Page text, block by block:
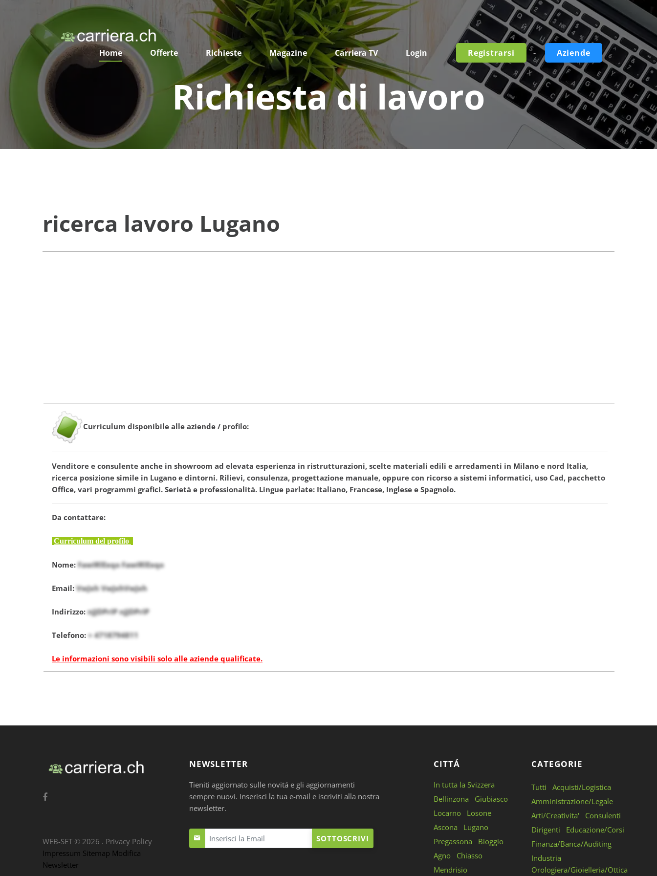
Home Offerte Richieste Magazine Carriera TV Login Registrarsi - Aziende
Richiesta di lavoro
ricerca lavoro Lugano
Curriculum disponibile alle aziende / profilo:
Venditore e consulente anche in showroom ad elevata esperienza in ristrutturazioni, scelte materiali edili e arredamenti in Milano e nord Italia,
ricerca posizione simile in Lugano e dintorni. Rilievi, consulenza, progettazione manuale, oppure con ricorso a sistemi informatici, uso Cad, pacchetto
Office, vari programmi grafici. Serietà e professionalità. Lingue parlate: Italiano, Francese, Inglese e Spagnolo.
Da contattare:
Curriculum del profilo
Nome: FawIRlExqo FawIRlExqo
Email: VwJxh VwJxhVwJxh
Indirizzo:nJJDPrIP nJJDPrIP
Telefono: + 4718794811
Le informazioni sono visibili solo alle aziende qualificate.
NEWSLETTER
Tieniti aggiornato sulle novitá e gli aggiornamenti
sempre nuovi. Inserisci la tua e-mail e iscriviti alla nostra
newsletter.
SOTTOSCRIVI
CITTÁ
In tutta la Svizzera
Bellinzona
Giubiasco
Locarno
Losone
Ascona
Lugano
Pregassona
Bioggio
Agno
Chiasso
Mendrisio
CATEGORIE
Tutti
Acquisti/Logistica
Amministrazione/Legale
Arti/Creativita'
Consulenti
Dirigenti
Educazione/Corsi
Finanza/Banca/Auditing
Industria
Orologiera/Gioielleria/Ottica
WEB-SET © 2026 . Privacy Policy
Impressum Sitemap Modifica
Newsletter